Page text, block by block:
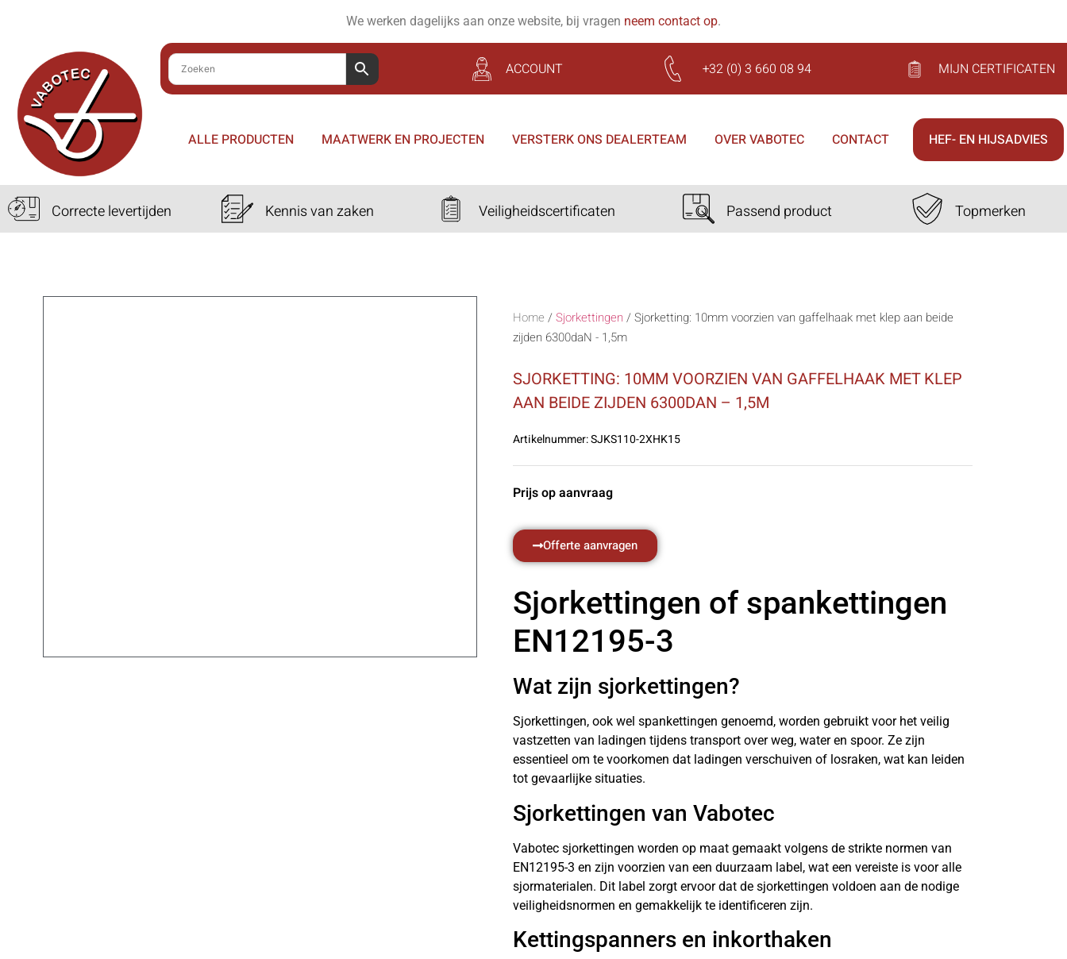
We werken dagelijks aan onze website, bij vragen neem contact op.
ACCOUNT +32 (0) 3 660 08 94 MIJN CERTIFICATEN
ALLE PRODUCTEN MAATWERK EN PROJECTEN VERSTERK ONS DEALERTEAM OVER VABOTEC CONTACT HEF- EN HIJSADVIES
Correcte levertijden Kennis van zaken Veiligheidscertificaten Passend product Topmerken
Home /Sjorkettingen /Sjorketting: 10mm voorzien van gaffelhaak met klep aan beide
zijden 6300daN - 1,5m
SJORKETTING: 10MM VOORZIEN VAN GAFFELHAAK MET KLEP
AAN BEIDE ZIJDEN 6300DAN – 1,5M
Artikelnummer:SJKS110-2XHK15
Prijs op aanvraag
Offerte aanvragen
Sjorkettingen of spankettingen
EN12195-3
Wat zijn sjorkettingen?
Sjorkettingen, ook wel spankettingen genoemd, worden gebruikt voor het veilig
vastzetten van ladingen tijdens transport over weg, water en spoor. Ze zijn
essentieel om te voorkomen dat ladingen verschuiven of losraken, wat kan leiden
tot gevaarlijke situaties.
Sjorkettingen van Vabotec
Vabotec sjorkettingen worden op maat gemaakt volgens de strikte normen van
EN12195-3 en zijn voorzien van een duurzaam label, wat een vereiste is voor alle
sjormaterialen. Dit label zorgt ervoor dat de sjorkettingen voldoen aan de nodige
veiligheidsnormen en gemakkelijk te identificeren zijn.
Kettingspanners en inkorthaken